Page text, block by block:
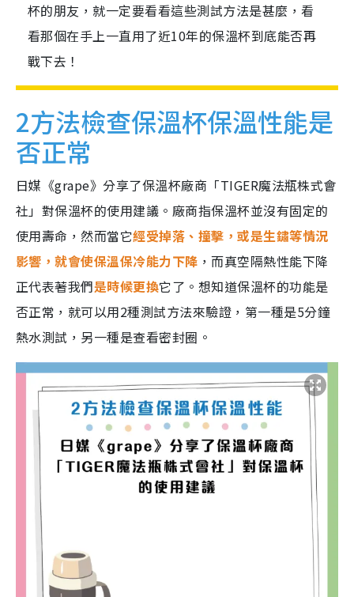
杯的朋友，就一定要看看這些測試方法是甚麼，看
看那個在手上一直用了近10年的保溫杯到底能否再
戰下去！
2方法檢查保溫杯保溫性能是
否正常
日媒《grape》分享了保溫杯廠商「TIGER魔法瓶株式會
社」對保溫杯的使用建議。廠商指保溫杯並沒有固定的
使用壽命，然而當它經受掉落、撞擊，或是生鏽等情況
影響，就會使保溫保冷能力下降 ，而真空隔熱性能下降
正代表著我們是時候更換它了。想知道保溫杯的功能是
否正常，就可以用2種測試方法來驗證，第一種是5分鐘
熱水測試，另一種是查看密封圈。